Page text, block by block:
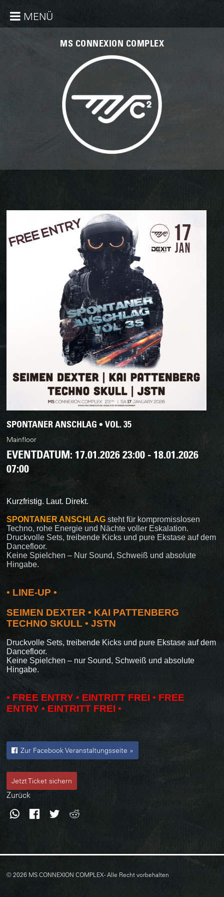
MENÜ
MS CONNEXION COMPLEX
SPONTANER ANSCHLAG • VOL. 35
Mainfloor
EVENTDATUM: 17.01.2026 23:00 - 18.01.2026
07:00
Kurzfristig. Laut. Direkt.
SPONTANER ANSCHLAG steht für kompromisslosen
Techno, rohe Energie und Nächte voller Eskalation.
Druckvolle Sets, treibende Kicks und pure Ekstase auf dem
Dancefloor.
Keine Spielchen – Nur Sound, Schweiß und absolute
Hingabe.
• LINE-UP •
SEIMEN DEXTER • KAI PATTENBERG
TECHNO SKULL • JSTN
Druckvolle Sets, treibende Kicks und pure Ekstase auf dem
Dancefloor.
Keine Spielchen – nur Sound, Schweiß und absolute
Hingabe.
• FREE ENTRY • EINTRITT FREI • FREE
ENTRY • EINTRITT FREI •
Zur Facebook Veranstaltungsseite »
Jetzt Ticket sichern
Zurück
WhatsAppFacebook
Twitter
© 2026 MS CONNEXION COMPLEX - Alle Recht vorbehalten